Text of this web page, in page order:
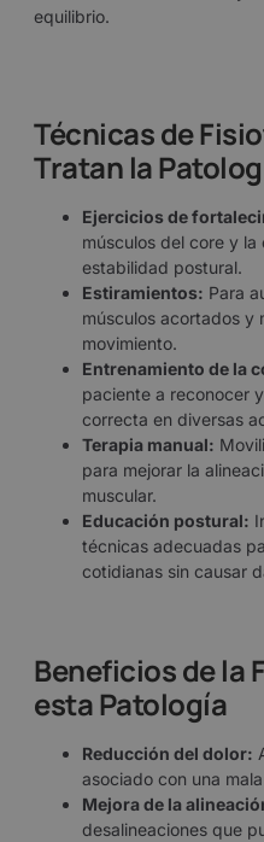
equilibrio.
Técnicas de
Tratan la
Ejercicios de
músculos del core y
estabilidad postural.
Estiramientos: Para
músculos acortados y
movimiento.
Entrenamiento de la
paciente a reconocer
correcta en diversas
Terapia manual:
para mejorar la
muscular.
Educación postural:
técnicas adecuadas
cotidianas sin causar
Beneficios de la
esta Patología
Reducción del dolor:
asociado con una
Mejora de la
desalineaciones que